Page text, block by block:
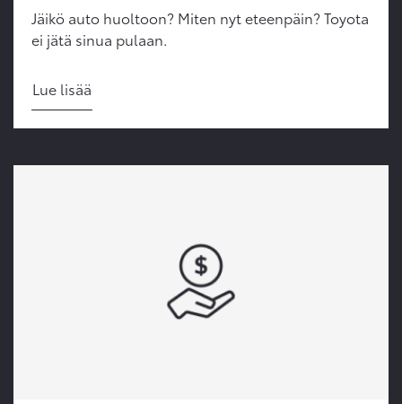
Jäikö auto huoltoon? Miten nyt eteenpäin? Toyota
ei jätä sinua pulaan.
Lue lisää